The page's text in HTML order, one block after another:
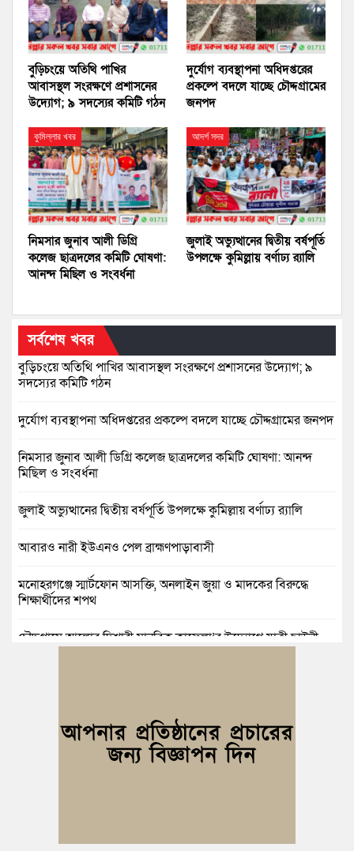
বুড়িচংয়ে অতিথি পাখির
আবাসস্থল সংরক্ষণে প্রশাসনের
উদ্যোগ; ৯ সদস্যের কমিটি গঠন
দুর্যোগ ব্যবস্থাপনা অধিদপ্তরের
প্রকল্পে বদলে যাচ্ছে চৌদ্দগ্রামের
জনপদ
কুমিল্লার খবর
নিমসার জুনাব আলী ডিগ্রি
কলেজ ছাত্রদলের কমিটি ঘোষণা:
আনন্দ মিছিল ও সংবর্ধনা
আদর্শ সদর
জুলাই অভ্যুত্থানের দ্বিতীয় বর্ষপূর্তি
উপলক্ষে কুমিল্লায় বর্ণাঢ্য র‍্যালি
সর্বশেষ খবর
বুড়িচংয়ে অতিথি পাখির আবাসস্থল সংরক্ষণে প্রশাসনের উদ্যোগ; ৯
সদস্যের কমিটি গঠন
দুর্যোগ ব্যবস্থাপনা অধিদপ্তরের প্রকল্পে বদলে যাচ্ছে চৌদ্দগ্রামের জনপদ
নিমসার জুনাব আলী ডিগ্রি কলেজ ছাত্রদলের কমিটি ঘোষণা: আনন্দ
মিছিল ও সংবর্ধনা
জুলাই অভ্যুত্থানের দ্বিতীয় বর্ষপূর্তি উপলক্ষে কুমিল্লায় বর্ণাঢ্য র‍্যালি
আবারও নারী ইউএনও পেল ব্রাহ্মণপাড়াবাসী
মনোহরগঞ্জে স্মার্টফোন আসক্তি, অনলাইন জুয়া ও মাদকের বিরুদ্ধে
শিক্ষার্থীদের শপথ
চৌদ্দগ্রামে আলোর দিশারী মানবিক কাফেলা’র উদ্যোগে যাত্রী ছাউনী
জলিল ও শাহ ইমরানের নেতৃত্বে বরুড়া উপজেলা স্বেচ্ছাসেবক দলের
আংশিক কমিটি ঘোষণা